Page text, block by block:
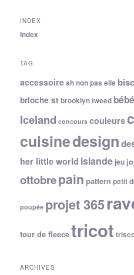
INDEX
Index
TAG
accessoireah non pas elle
brioche st brooklyn tweed bébé
Iceland concours couleurs
cuisinedesign
her little world islande jeu
ottobrepain pattern petit
poupée projet 365
tour de fleecetricot
ARCHIVES